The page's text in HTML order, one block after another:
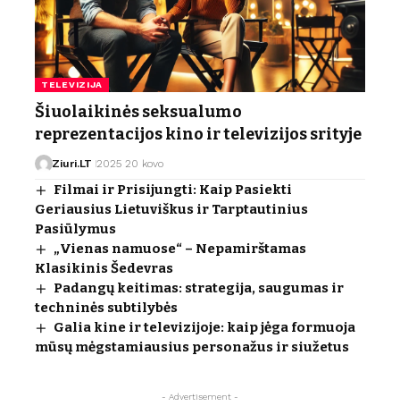
TELEVIZIJA
Šiuolaikinės seksualumo
reprezentacijos kino ir televizijos srityje
Ziuri.LT 2025 20 kovo
Filmai ir Prisijungti: Kaip Pasiekti
Geriausius Lietuviškus ir Tarptautinius
Pasiūlymus
„Vienas namuose“ – Nepamirštamas
Klasikinis Šedevras
Padangų keitimas: strategija, saugumas ir
techninės subtilybės
Galia kine ir televizijoje: kaip jėga formuoja
mūsų mėgstamiausius personažus ir siužetus
- Advertisement -